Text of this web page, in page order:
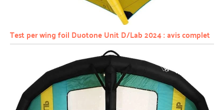
Test per wing foil Duotone Unit D/Lab 2024 : avis complet